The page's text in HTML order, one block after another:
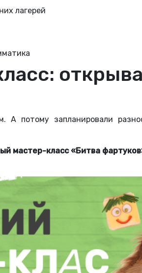
лагерей
А потому запланировали
мастер-класс «Битва